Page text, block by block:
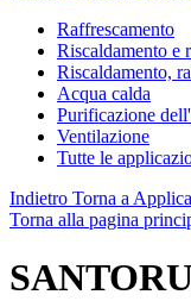
Raffrescamento
Riscaldamento e
Riscaldamento,
Acqua calda
Purificazione
Ventilazione
Tutte le
Indietro Torna a
Torna alla pagina